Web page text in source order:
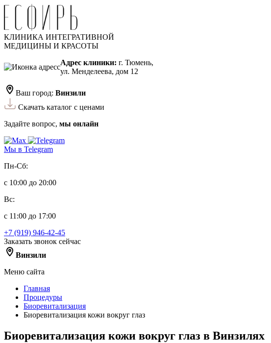
КЛИНИКА ИНТЕГРАТИВНОЙ
МЕДИЦИНЫ И КРАСОТЫ
Адрес клиники: г. Тюмень,
ул. Менделеева, дом 12
Ваш город: Винзили
Скачать каталог с ценами
Задайте вопрос, мы онлайн
Мы в Telegram
Пн-Сб:
с 10:00 до 20:00
Вс:
с 11:00 до 17:00
+7 (919) 946-42-45
Заказать звонок сейчас
Винзили
Меню сайта
Главная
Процедуры
Биоревитализация
Биоревитализация кожи вокруг глаз
Биоревитализация кожи вокруг глаз в Винзилях